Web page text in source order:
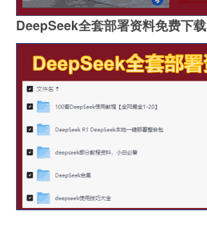
DeepSeek全套部署资料免费下载